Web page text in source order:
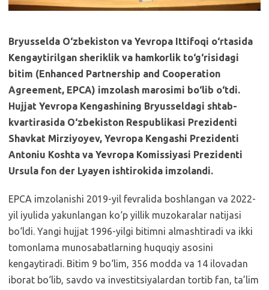
Bryusselda O‘zbekiston va Yevropa Ittifoqi o‘rtasida
Kengaytirilgan sheriklik va hamkorlik to‘g‘risidagi
bitim (Enhanced Partnership and Cooperation
Agreement, EPCA) imzolash marosimi bo‘lib o‘tdi.
Hujjat Yevropa Kengashining Bryusseldagi shtab-
kvartirasida O‘zbekiston Respublikasi Prezidenti
Shavkat Mirziyoyev, Yevropa Kengashi Prezidenti
Antoniu Koshta va Yevropa Komissiyasi Prezidenti
Ursula fon der Lyayen ishtirokida imzolandi.
EPCA imzolanishi 2019-yil fevralida boshlangan va 2022-
yil iyulida yakunlangan ko‘p yillik muzokaralar natijasi
bo‘ldi. Yangi hujjat 1996-yilgi bitimni almashtiradi va ikki
tomonlama munosabatlarning huquqiy asosini
kengaytiradi. Bitim 9 bo‘lim, 356 modda va 14 ilovadan
iborat bo‘lib, savdo va investitsiyalardan tortib fan, ta’lim